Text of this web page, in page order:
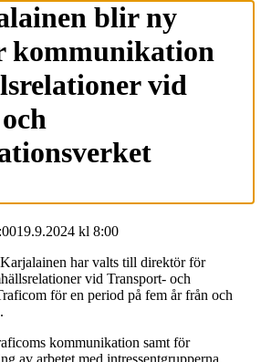
blir ny
kommunikation
vid
19.9.2024 kl 8:00
har valts till direktör för
vid Transport- och
för en period på fem år från och
kommunikation samt för
av arbetet med intressentgrupperna.